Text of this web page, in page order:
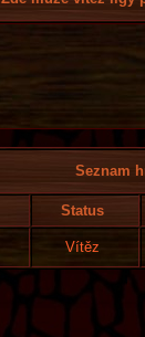
Seznam
Status
Vítěz